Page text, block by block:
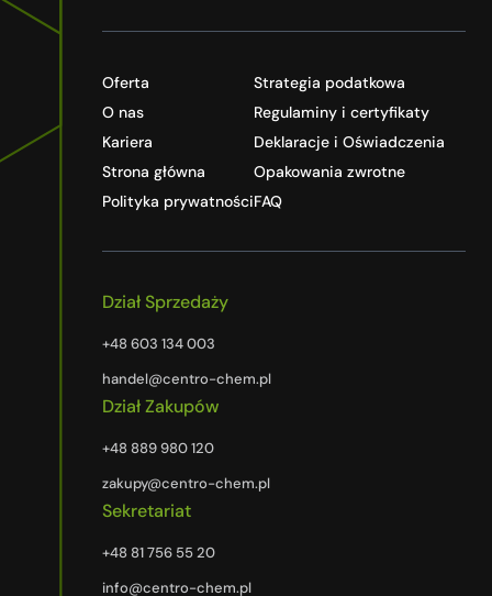
Oferta
O nas
Kariera
Strona główna
Polityka prywatności
Strategia podatkowa
Regulaminy i certyfikaty
Deklaracje i Oświadczenia
Opakowania zwrotne
FAQ
Dział Sprzedaży
+48 603 134 003
handel@centro-chem.pl
Dział Zakupów
+48 889 980 120
zakupy@centro-chem.pl
Sekretariat
+48 81 756 55 20
info@centro-chem.pl